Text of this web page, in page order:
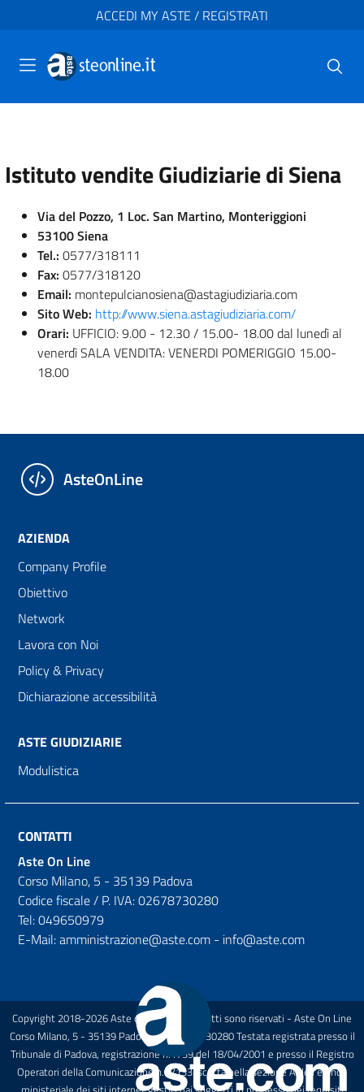
ACCEDI MY ASTE / REGISTRATI
Istituto vendite Giudiziarie di Siena
Via del Pozzo, 1 Loc. San Martino, Monteriggioni
53100 Siena
Tel.: 0577/318111
Fax: 0577/318120
Email: montepulcianosiena@astagiudiziaria.com
Sito Web: http://www.siena.astagiudiziaria.com/
Orari: UFFICIO: 9.00 - 12.30 / 15.00- 18.00 dal lunedì al
venerdì SALA VENDITA: VENERDI POMERIGGIO 15.00-
18.00
AsteOnLine
AZIENDA
Company Profile
Obiettivo
Network
Lavora con Noi
Policy & Privacy
Dichiarazione accessibilità
ASTE GIUDIZIARIE
Modulistica
CONTATTI
Aste On Line
Corso Milano, 5 - 35139 Padova
Codice fiscale / P. IVA: 02678730280
Tel: 049650979
E-Mail: amministrazione@aste.com - info@aste.com
Copyright 2018-2026 Aste on Line Tutti i diritti sono riservati - Aste On Line
Corso Milano, 5 - 35139 Padova P.I.: 02678730280 Testata registrata presso il
Tribunale di Padova, registrazione n.1739 del 18/04/2001 e presso il Registro
Operatori della Comunicazione n.27133 Iscritta nella sezione A dell'elenco